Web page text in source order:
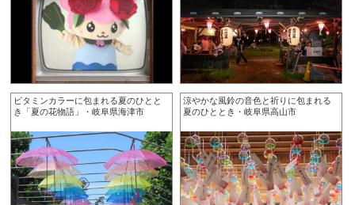
ビタミンカラーに包まれる夏のひとと
き「夏の花物語」・岐阜県海津市
涼やかな風鈴の音色と祈りに包まれる
夏のひととき・岐阜県高山市